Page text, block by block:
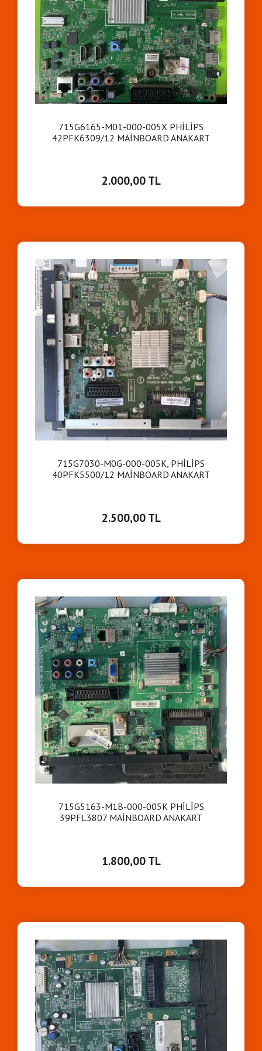
EMRE APT TÜM TV
EMRE APT TÜM TV
28.06.26
715G6165-M01-000-005X PHİLİPS
42PFK6309/12 MAİNBOARD ANAKART
2.000,00 TL
715G7030-M0G-000-005K, PHİLİPS
40PFK5500/12 MAİNBOARD ANAKART
2.500,00 TL
715G5163-M1B-000-005K PHİLİPS
39PFL3807 MAİNBOARD ANAKART
1.800,00 TL